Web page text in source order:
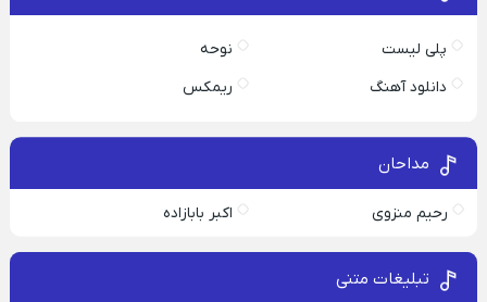
پلی لیست
نوحه
دانلود آهنگ
ریمکس
مداحان
رحیم منزوی اکبر بابازاده
تبلیغات متنی